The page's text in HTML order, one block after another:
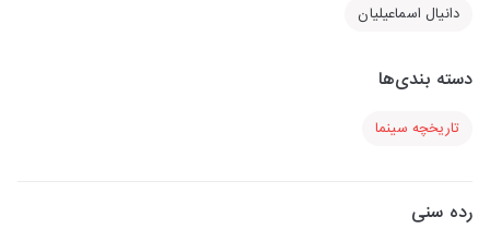
دانیال اسماعیلیان
دسته بندی‌ها
تاریخچه سینما
رده سنی